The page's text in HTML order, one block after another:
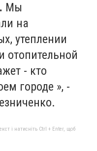
Мы
на
утеплении
отопительной
- кто
городе », -
і натисніть Ctrl + Enter, щоб